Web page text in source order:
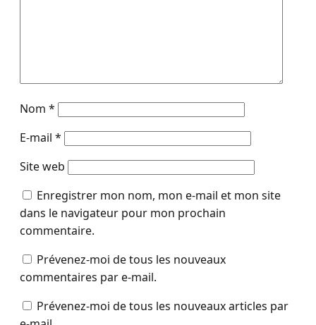
Nom *
E-mail *
Site web
Enregistrer mon nom, mon e-mail et mon site
dans le navigateur pour mon prochain
commentaire.
Prévenez-moi de tous les nouveaux
commentaires par e-mail.
Prévenez-moi de tous les nouveaux articles par